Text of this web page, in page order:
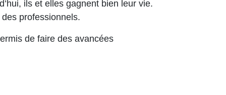
ils et elles gagnent bien leur vie.
professionnels.
de faire des avancées